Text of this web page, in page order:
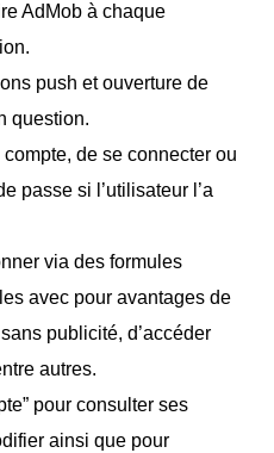
AdMob à chaque
push et ouverture de
question.
de se connecter ou
passe si l’utilisateur l’a
via des formules
avec pour avantages de
publicité, d’accéder
autres.
pour consulter ses
ainsi que pour